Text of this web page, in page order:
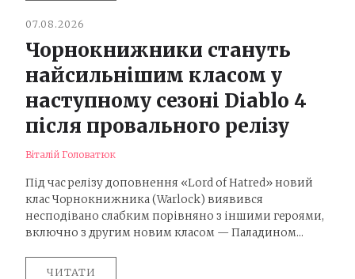
07.08.2026
Чорнокнижники стануть
найсильнішим класом у
наступному сезоні Diablo 4
після провального релізу
Віталій Головатюк
Під час релізу доповнення «Lord of Hatred» новий
клас Чорнокнижника (Warlock) виявився
несподівано слабким порівняно з іншими героями,
включно з другим новим класом — Паладином...
ЧИТАТИ